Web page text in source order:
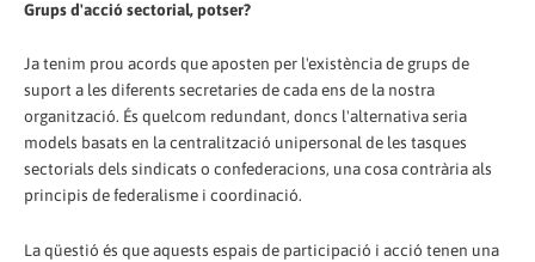
Grups d'acció sectorial, potser?
Ja tenim prou acords que aposten per l'existència de grups de
suport a les diferents secretaries de cada ens de la nostra
organització. És quelcom redundant, doncs l'alternativa seria
models basats en la centralització unipersonal de les tasques
sectorials dels sindicats o confederacions, una cosa contrària als
principis de federalisme i coordinació.
La qüestió és que aquests espais de participació i acció tenen una